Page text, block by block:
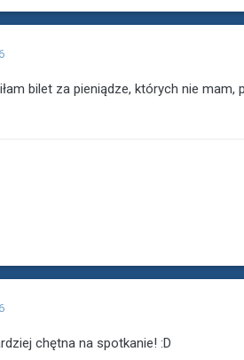
bilet za pieniądze, których nie
chętna na spotkanie! :D